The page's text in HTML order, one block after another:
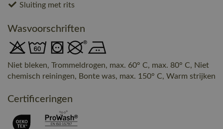
Sluiting met rits
Wasvoorschriften
Niet bleken, Trommeldrogen, max. 60° C, max. 80° C, Niet
chemisch reiningen, Bonte was, max. 150° C, Warm strijken
Certificeringen